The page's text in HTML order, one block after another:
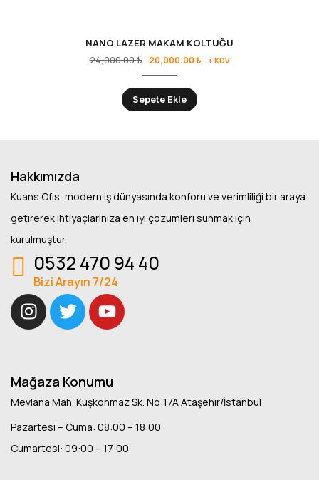
NANO LAZER MAKAM KOLTUĞU
24,000.00₺ 20,000.00₺ + KDV
Sepete Ekle
Hakkımızda
Kuans Ofis, modern iş dünyasında konforu ve verimliliği bir araya
getirerek ihtiyaçlarınıza en iyi çözümleri sunmak için
kurulmuştur.
0532 470 94 40
Bizi Arayın 7/24
Mağaza Konumu
Mevlana Mah. Kuşkonmaz Sk. No:17A Ataşehir/İstanbul
Pazartesi – Cuma: 08:00 – 18:00
Cumartesi: 09:00 – 17:00